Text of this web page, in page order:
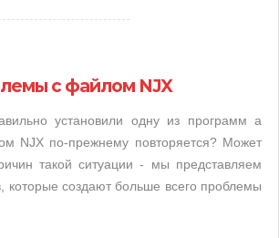
с файлом NJX
установили одну из программ а
NJX по-прежнему повторяется? Может
такой ситуации - мы представляем
которые создают больше всего проблемы